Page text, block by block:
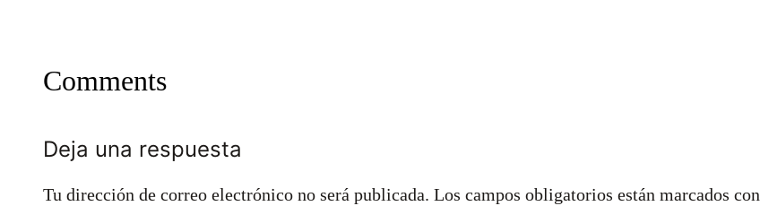
Comments
Deja una respuesta
Tu dirección de correo electrónico no será publicada. Los campos obligatorios están marcados con